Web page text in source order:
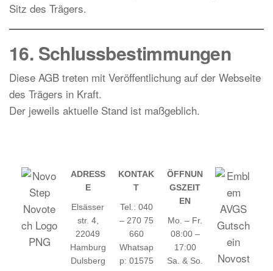
Sitz des Trägers.
16. Schlussbestimmungen
Diese AGB treten mit Veröffentlichung auf der Webseite
des Trägers in Kraft.
Der jeweils aktuelle Stand ist maßgeblich.
ADRESS
E
Elsässer
str. 4,
22049
Hamburg
Dulsberg
KONTAK
T
Tel.: 040
– 270 75
660
Whatsap
p: 01575
ÖFFNUN
GSZEIT
EN
Mo. – Fr.
08:00 –
17:00
Sa. & So.